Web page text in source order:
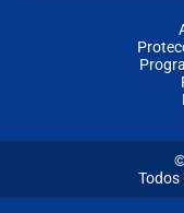
Todos